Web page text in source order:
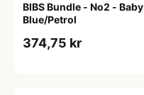
BIBS Bundle - No2 - Baby
Blue/Petrol
374,75 kr